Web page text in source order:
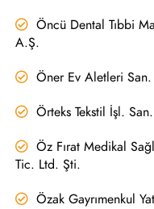
Öncü Dental Tıbbi
A.Ş.
Öner Ev Aletleri
Örteks Tekstil İşl.
Öz Fırat Medikal
Tic. Ltd. Şti.
Özak Gayrımenkul